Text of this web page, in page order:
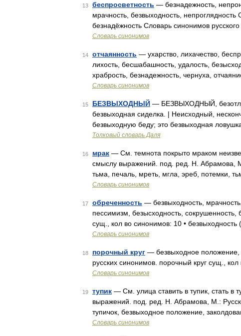
13 беспросветность — безнадежность,
мрачность, безвыходность, непроглядность
безнадёжность Словарь синонимов
Словарь синонимов
14 отчаянность — ухарство, лихачество,
лихость, бесшабашность, удалость,
храбрость, безнадежность, чернуха,
Словарь синонимов
15 БЕЗВЫХОДНЫЙ — БЕЗВЫХОДНЫЙ,
безвыходная сиделка. | Неисходный,
безвыходную беду; это безвыходная
Толковый словарь Даля
16 мрак — См. темнота покрыто мраком
смыслу выражений. под. ред. Н. Абрамова,
тьма, печаль, мреть, мгла, эреб, потемки,
Словарь синонимов
17 обреченность — безвыходность,
пессимизм, безысходность,
сущ., кол во синонимов: 10 • безвыходность
Словарь синонимов
18 порочный круг — безвыходное положение,
русских синонимов. порочный круг сущ.,
Словарь синонимов
19 тупик — См. улица ставить в тупик, стать в
выражений. под. ред. Н. Абрамова, М.:
тупичок, безвыходное положение,
Словарь синонимов